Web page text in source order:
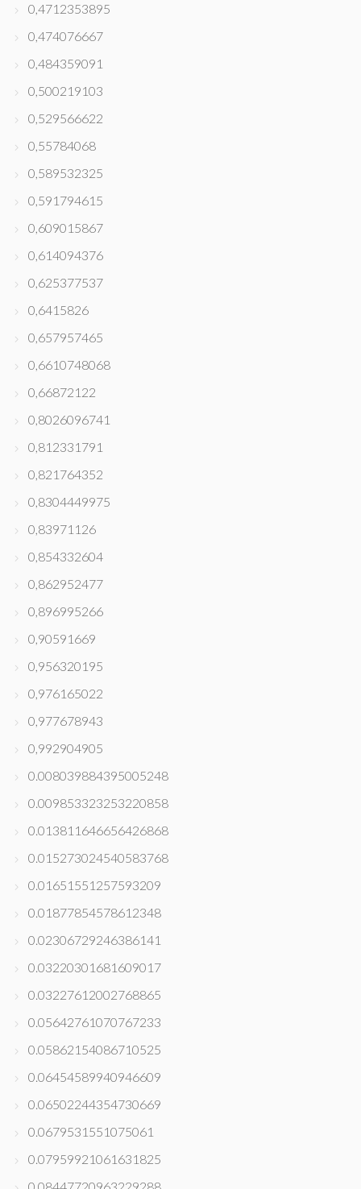
0,4712353895
0,474076667
0,484359091
0,500219103
0,529566622
0,55784068
0,589532325
0,591794615
0,609015867
0,614094376
0,625377537
0,6415826
0,657957465
0,6610748068
0,66872122
0,8026096741
0,812331791
0,821764352
0,8304449975
0,83971126
0,854332604
0,862952477
0,896995266
0,90591669
0,956320195
0,976165022
0,977678943
0,992904905
0.008039884395005248
0.009853323253220858
0.013811646656426868
0.015273024540583768
0.01651551257593209
0.01877854578612348
0.02306729246386141
0.03220301681609017
0.03227612002768865
0.05642761070767233
0.05862154086710525
0.06454589940946609
0.06502244354730669
0.0679531551075061
0.07959921061631825